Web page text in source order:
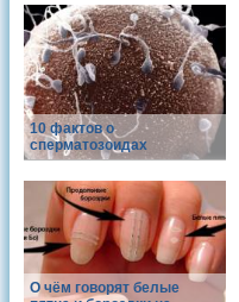
10 фактов о
сперматозоидах
О чём говорят белые